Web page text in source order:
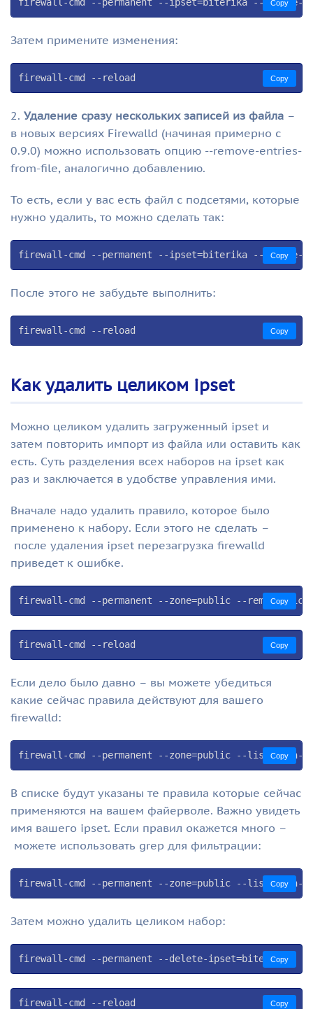
Copy
Затем примените изменения:
firewall-cmd --reload Copy
2. Удаление сразу нескольких записей из файла –
в новых версиях Firewalld (начиная примерно с
0.9.0) можно использовать опцию --remove-entries-
from-file, аналогично добавлению.
То есть, если у вас есть файл с подсетями, которые
нужно удалить, то можно сделать так:
firewall-cmd --permanent --ipset=biterika -- Copy
После этого не забудьте выполнить:
firewall-cmd --reload Copy
Как удалить целиком ipset
Можно целиком удалить загруженный ipset и
затем повторить импорт из файла или оставить как
есть. Суть разделения всех наборов на ipset как
раз и заключается в удобстве управления ими.
Вначале надо удалить правило, которое было
применено к набору. Если этого не сделать –
после удаления ipset перезагрузка firewalld
приведет к ошибке.
firewall-cmd --permanent --zone=public --remove-
Copy
firewall-cmd --reload Copy
Если дело было давно – вы можете убедиться
какие сейчас правила действуют для вашего
firewalld:
Copy
В списке будут указаны те правила которые сейчас
применяются на вашем файерволе. Важно увидеть
имя вашего ipset. Если правил окажется много –
можете использовать grep для фильтрации:
Copy
Затем можно удалить целиком набор:
firewall-cmd --permanent --delete-ipset=biterika
Copy
firewall-cmd --reload Copy